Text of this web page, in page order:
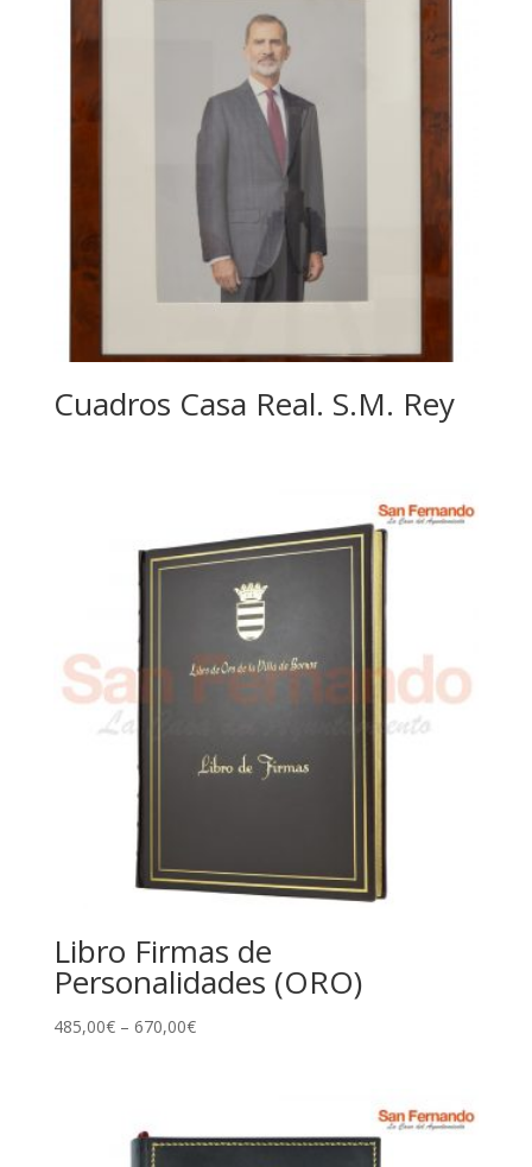
Cuadros Casa Real. S.M. Rey
Libro Firmas de
Personalidades (ORO)
485,00€– 670,00€